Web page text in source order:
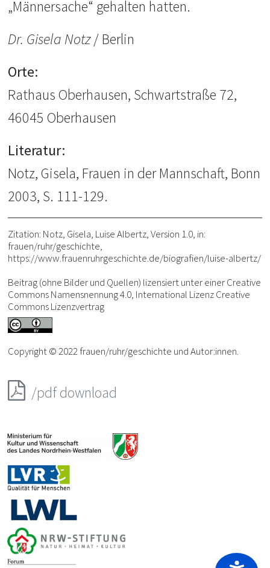
„Männersache“ gehalten hatten.
Dr. Gisela Notz/ Berlin
Orte:
Rathaus Oberhausen, Schwartstraße 72,
46045 Oberhausen
Literatur:
Notz, Gisela, Frauen in der Mannschaft, Bonn
2003, S. 111-129.
Zitation: Notz, Gisela, Luise Albertz, Version 1.0, in:
frauen/ruhr/geschichte,
https://www.frauenruhrgeschichte.de/biografien/luise-albertz/
Beitrag (ohne Bilder und Quellen) lizensiert unter einer Creative
Commons Namensnennung 4.0, International Lizenz Creative
Commons Lizenzvertrag
Copyright © 2022 frauen/ruhr/geschichte und Autor:innen.
/pdf download